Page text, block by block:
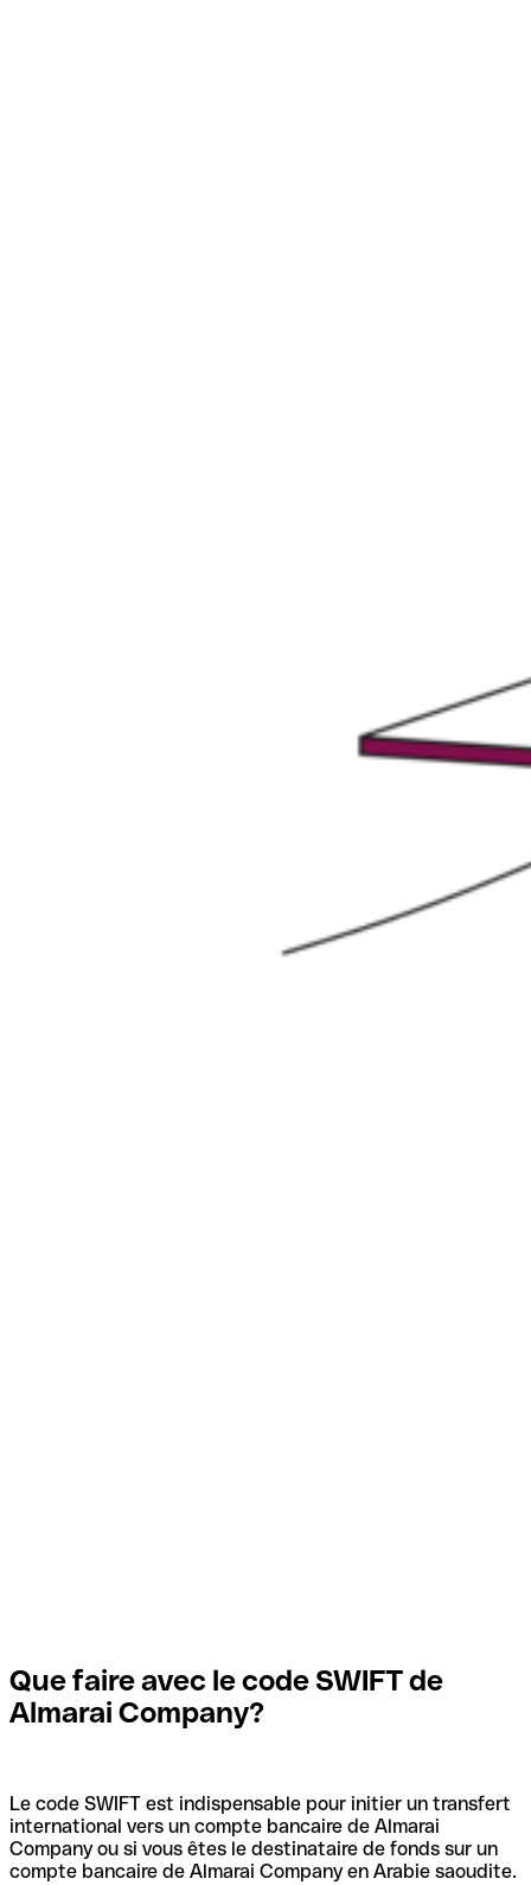
Que faire avec le code SWIFT de
Almarai Company?
Le code SWIFT est indispensable pour initier un transfert
international vers un compte bancaire de Almarai
Company ou si vous êtes le destinataire de fonds sur un
compte bancaire de Almarai Company en Arabie saoudite.